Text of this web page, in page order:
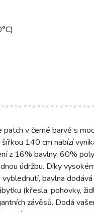
v černé barvě s
140 cm nabízí
z 16% bavlny, 60%
údržbu. Díky
bavlna
(křesla, pohovky,
závěsů. Dodá